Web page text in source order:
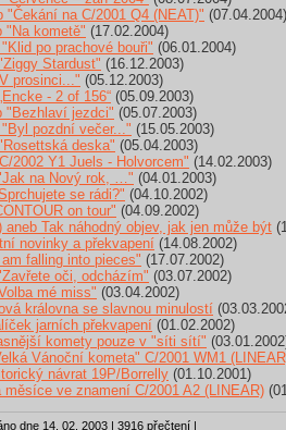
"Čekání na C/2001 Q4 (NEAT)" (07.04.2004)
"Na kometě" (17.02.2004)
po prachové bouři" (06.01.2004)
Stardust" (16.12.2003)
prosinci..." (05.12.2003)
- 2 of 156“ (05.09.2003)
"Bezhlaví jezdci" (05.07.2003)
pozdní večer..." (15.05.2003)
deska" (05.04.2003)
2002 Y1 Juels - Holvorcem" (14.02.2003)
na Nový rok, …" (04.01.2003)
se rádi?" (04.10.2002)
on tour" (04.09.2002)
aneb Tak náhodný objev, jak jen může být
novinky a překvapení (14.08.2002)
falling into pieces" (17.07.2002)
oči, odcházím" (03.07.2002)
mé miss" (03.04.2002)
královna se slavnou minulostí
jarních překvapení (01.02.2002)
komety pouze v "síti sítí"
Vánoční kometa" C/2001 WM1
návrat 19P/Borrelly (01.10.2001)
měsíce ve znamení C/2001 A2 (LINEAR)
dne 14. 02. 2003 | 3916 přečtení |